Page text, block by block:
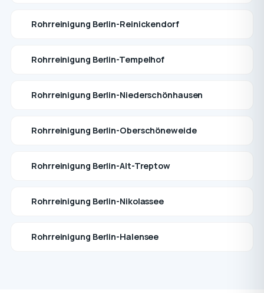
Rohrreinigung Berlin-Reinickendorf
Rohrreinigung Berlin-Tempelhof
Rohrreinigung Berlin-Niederschönhausen
Rohrreinigung Berlin-Oberschöneweide
Rohrreinigung Berlin-Alt-Treptow
Rohrreinigung Berlin-Nikolassee
Rohrreinigung Berlin-Halensee